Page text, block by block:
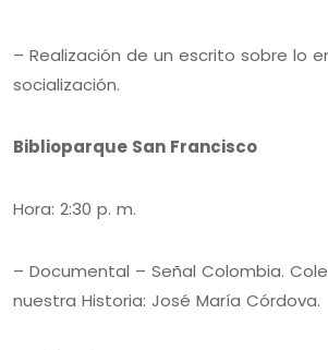
– Realización de un escrito sobre lo
socialización.
Biblioparque San Francisco
Hora: 2:30 p. m.
– Documental – Señal Colombia.
nuestra Historia: José María Córdova.